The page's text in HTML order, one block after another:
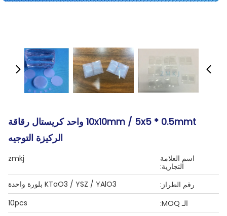
10x10mm / 5x5 * 0.5mmt واحد كريستال رقاقة
الركيزة التوجيه
اسم العلامة
التجارية:
zmkj
رقم الطراز:
KTaO3 / YSZ / YAlO3 بلورة واحدة
الـ MOQ:
10pcs